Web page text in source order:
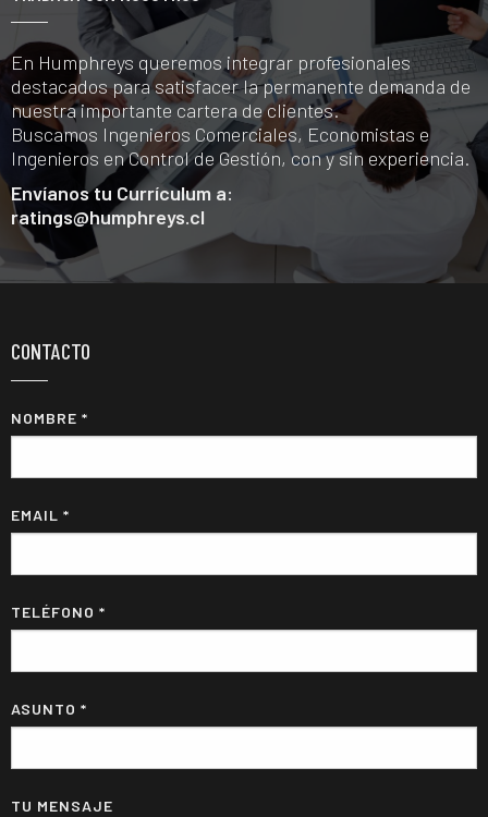
En Humphreys queremos integrar profesionales
destacados para satisfacer la permanente demanda de
nuestra importante cartera de clientes.
Buscamos Ingenieros Comerciales, Economistas e
Ingenieros en Control de Gestión, con y sin experiencia.
Envíanos tu Currículum a:
ratings@humphreys.cl
CONTACTO
NOMBRE *
EMAIL *
TELÉFONO *
ASUNTO *
TU MENSAJE